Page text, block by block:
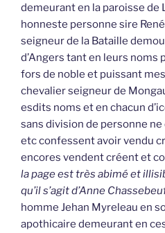
demeurant en la paroisse de
honneste personne sire
seigneur de la Bataille
d’Angers tant en leurs noms
fors de noble et puissant
chevalier seigneur de
esdits noms et en chacun
sans division de personne
etc confessent avoir vendu
encores vendent créent et
la page est très abimé et
qu’il s’agit d’Anne
homme Jehan Myreleau en
apothicaire demeurant en